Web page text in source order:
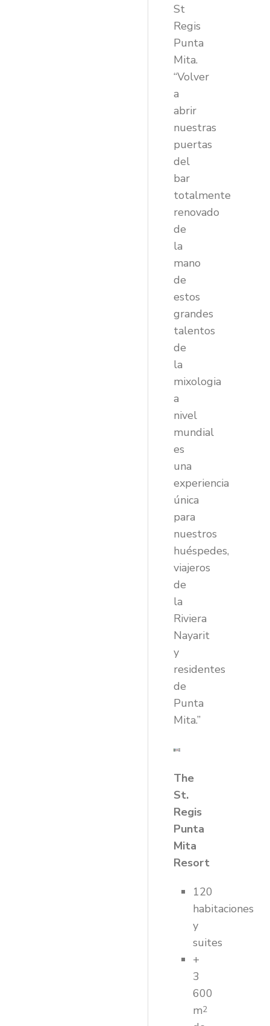
St
Regis
Punta
Mita.
“Volver
a
abrir
nuestras
puertas
del
bar
totalmente
renovado
de
la
mano
de
estos
grandes
talentos
de
la
mixologia
a
nivel
mundial
es
una
experiencia
única
para
nuestros
huéspedes,
viajeros
de
la
Riviera
Nayarit
y
residentes
de
Punta
Mita.”
The
St.
Regis
Punta
Mita
Resort
120
habitaciones
y
suites
+
3
600
m2